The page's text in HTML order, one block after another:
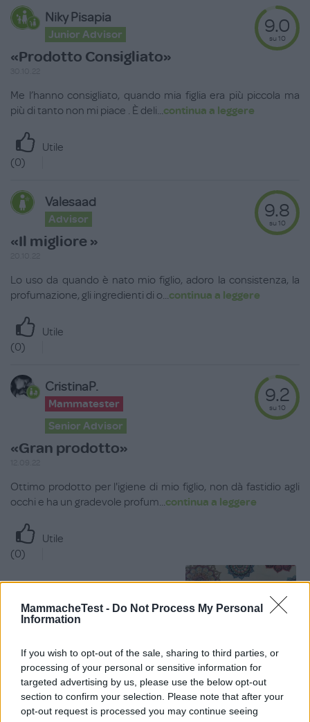
MammacheTest - Do Not Process My Personal
Information
If you wish to opt-out of the sale, sharing to third parties, or
processing of your personal or sensitive information for
targeted advertising by us, please use the below opt-out
section to confirm your selection. Please note that after your
opt-out request is processed you may continue seeing
Niky Pisapia
Junior Advisor
«Prodotto Consigliato»
9.0
su 10
Me l’hanno consigliato, quando mia figlia era più piccola ma
più di tanto non mi piace . È deli...continua a leggere
Utile
(0)
Valesaad
Advisor
«Il migliore »
9.8
su 10
Lo uso da quando è nato mio figlio, adoro la consistenza, la
profumazione, gli ingredienti di o...continua a leggere
Utile
(0)
CristinaP.
Mammatester
Senior Advisor
«Gran prodotto»
9.2
su 10
Ottimo prodotto per l'igiene di mio figlio, non dà fastidio agli
occhi e ha un gradevole profum...continua a leggere
Utile
(0)